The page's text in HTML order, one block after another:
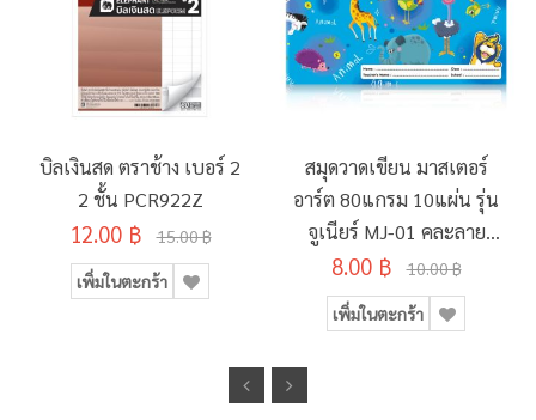
บิลเงินสด ตราช้าง เบอร์ 2
2 ชั้น PCR922Z
12.00 ฿ 15.00 ฿
เพิ่มในตะกร้า
สมุดวาดเขียน มาสเตอร์
อาร์ต 80แกรม 10แผ่น รุ่น
จูเนียร์ MJ-01 คละลาย
190x260มม.
8.00 ฿ 10.00 ฿
เพิ่มในตะกร้า